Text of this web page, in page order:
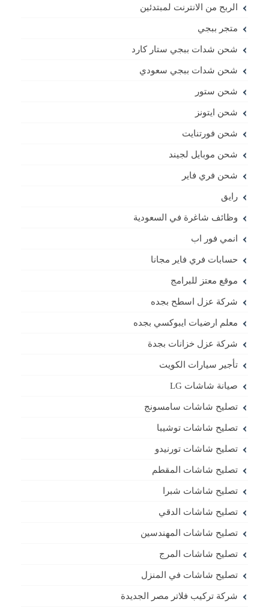
الربح من الانترنت لمبتدئين
متجر ببجي
شحن شدات ببجي ستار كارد
شحن شدات ببجي سعودي
شحن ستور
شحن ايتونز
شحن فورتنايت
شحن موبايل لجيند
شحن فري فاير
رايق
وظائف شاغرة في السعودية
انمي فور اب
حسابات فري فاير مجانا
موقع معتز للبرامج
شركة عزل اسطح بجده
معلم ارضيات ايبوكسي بجده
شركة عزل خزانات بجدة
تأجير سيارات الكويت
صيانة شاشات LG
تصليح شاشات سامسونج
تصليح شاشات توشيبا
تصليح شاشات تورنيدو
تصليح شاشات المقطم
تصليح شاشات شبرا
تصليح شاشات الدقي
تصليح شاشات المهندسين
تصليح شاشات المرج
تصليح شاشات في المنزل
شركة تركيب فلاتر مصر الجديدة